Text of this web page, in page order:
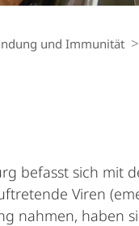
und Immunität
befasst sich
Viren
nahmen,